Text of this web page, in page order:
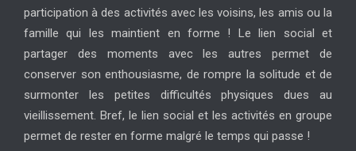
participation à des activités avec les voisins, les amis ou la
famille qui les maintient en forme ! Le lien social et
partager des moments avec les autres permet de
conserver son enthousiasme, de rompre la solitude et de
surmonter les petites difficultés physiques dues au
vieillissement. Bref, le lien social et les activités en groupe
permet de rester en forme malgré le temps qui passe !